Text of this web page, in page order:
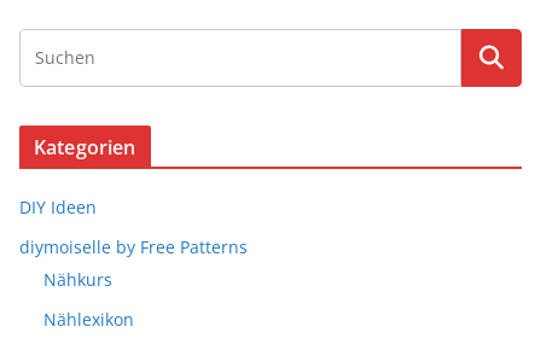
Kategorien
DIY Ideen
diymoiselle by Free Patterns
Nähkurs
Nählexikon